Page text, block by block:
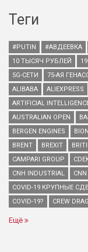
Теги
#PUTIN #АВДЕЕВКА
10 ТЫСЯЧ РУБЛЕЙ
5G-СЕТИ
75-АЯ
ALIBABA
ALIEXPRESS
ARTIFICIAL
AUSTRALIAN OPEN
BERGEN ENGINES
BRENT
BREXIT
CAMPARI GROUP
CNH INDUSTRIAL
CNN
COVID-19 КРУПНЫЕ
COVID-19?
CREW
Ещё